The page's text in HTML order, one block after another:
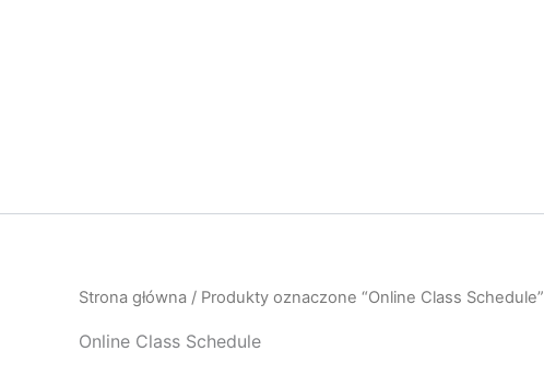
Strona główna / Produkty oznaczone “Online Class Schedule”
Online Class Schedule